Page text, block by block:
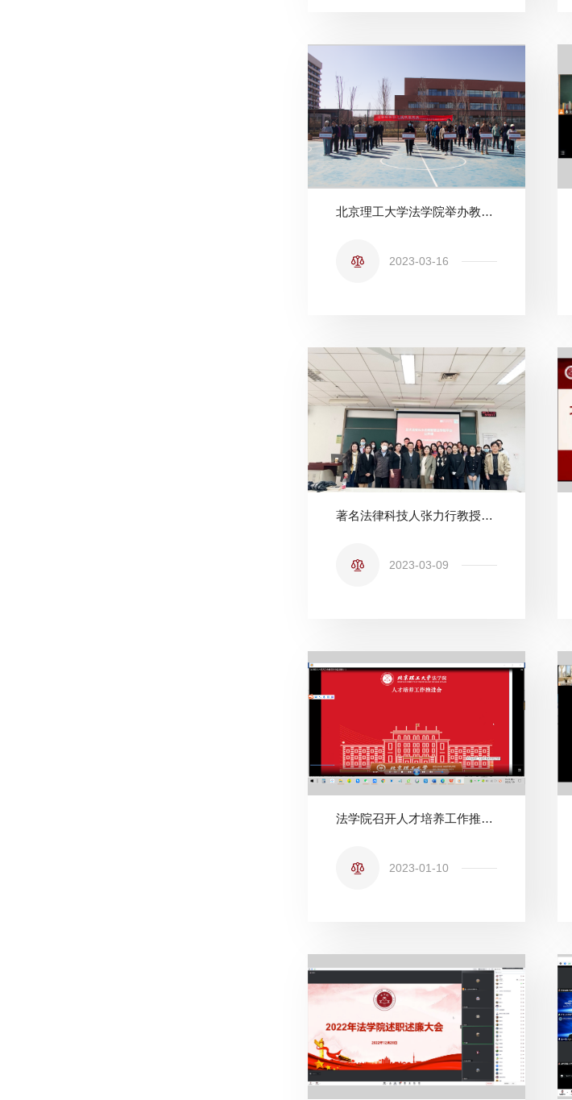
北京理工大学法学院举办教职工趣味运动会
2023-03-16
著名法律科技人张力行教授为北理工法学院研究生授课
2023-03-09
法学院召开人才培养工作推进会
2023-01-10